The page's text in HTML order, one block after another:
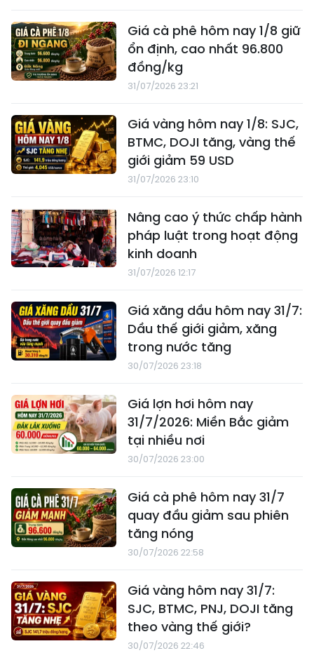
Giá cà phê hôm nay 1/8 giữ
ổn định, cao nhất 96.800
đồng/kg
31/07/2026 23:21
Giá vàng hôm nay 1/8: SJC,
BTMC, DOJI tăng, vàng thế
giới giảm 59 USD
31/07/2026 23:10
Nâng cao ý thức chấp hành
pháp luật trong hoạt động
kinh doanh
31/07/2026 12:17
Giá xăng dầu hôm nay 31/7:
Dầu thế giới giảm, xăng
trong nước tăng
30/07/2026 23:18
Giá lợn hơi hôm nay
31/7/2026: Miền Bắc giảm
tại nhiều nơi
30/07/2026 23:00
Giá cà phê hôm nay 31/7
quay đầu giảm sau phiên
tăng nóng
30/07/2026 22:58
Giá vàng hôm nay 31/7:
SJC, BTMC, PNJ, DOJI tăng
theo vàng thế giới?
30/07/2026 22:46